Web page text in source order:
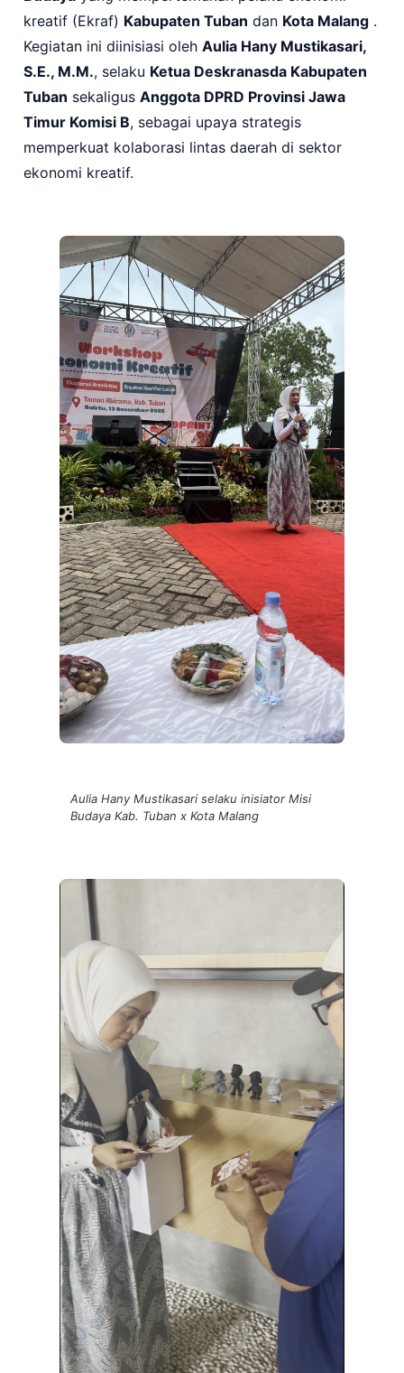
kreatif (Ekraf) Kabupaten Tuban dan Kota Malang .
Kegiatan ini diinisiasi oleh Aulia Hany Mustikasari,
S.E., M.M., selaku Ketua Deskranasda Kabupaten
Tuban sekaligus Anggota DPRD Provinsi Jawa
Timur Komisi B, sebagai upaya strategis
memperkuat kolaborasi lintas daerah di sektor
ekonomi kreatif.
Aulia Hany Mustikasari selaku inisiator Misi
Budaya Kab. Tuban x Kota Malang